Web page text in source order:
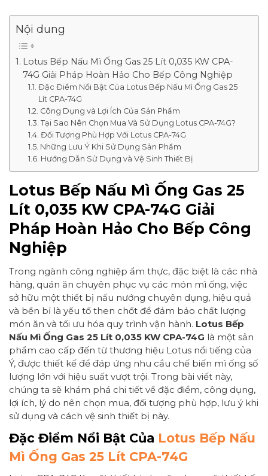
Nội dung
Lotus Bếp Nấu Mì Ống Gas 25 Lít 0,035 KW CPA-
74G Giải Pháp Hoàn Hảo Cho Bếp Công Nghiệp
Đặc Điểm Nổi Bật Của Lotus Bếp Nấu Mì Ống Gas 25
Lít CPA-74G
Công Dụng và Lợi Ích Của Sản Phẩm
Tại Sao Nên Chọn Mua Và Sử Dụng Lotus CPA-74G?
Đối Tượng Phù Hợp Với Lotus CPA-74G
Những Lưu Ý Khi Sử Dụng Sản Phẩm
Hướng Dẫn Sử Dụng và Vệ Sinh Thiết Bị
Lotus Bếp Nấu Mì Ống Gas 25
Lít 0,035 KW CPA-74G Giải
Pháp Hoàn Hảo Cho Bếp Công
Nghiệp
Trong ngành công nghiệp ẩm thực, đặc biệt là các nhà
hàng, quán ăn chuyên phục vụ các món mì ống, việc
sở hữu một thiết bị nấu nướng chuyên dụng, hiệu quả
và bền bỉ là yếu tố then chốt để đảm bảo chất lượng
món ăn và tối ưu hóa quy trình vận hành. Lotus Bếp
Nấu Mì Ống Gas 25 Lít 0,035 KW CPA-74G là một sản
phẩm cao cấp đến từ thương hiệu Lotus nổi tiếng của
Ý, được thiết kế để đáp ứng nhu cầu chế biến mì ống số
lượng lớn với hiệu suất vượt trội. Trong bài viết này,
chúng ta sẽ khám phá chi tiết về đặc điểm, công dụng,
lợi ích, lý do nên chọn mua, đối tượng phù hợp, lưu ý khi
sử dụng và cách vệ sinh thiết bị này.
Đặc Điểm Nổi Bật Của Lotus Bếp Nấu
Mì Ống Gas 25 Lít CPA-74G